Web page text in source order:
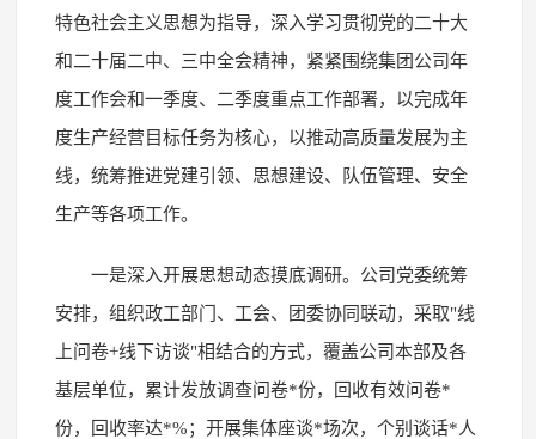
特色社会主义思想为指导，深入学习贯彻党的二十大
和二十届二中、三中全会精神，紧紧围绕集团公司年
度工作会和一季度、二季度重点工作部署，以完成年
度生产经营目标任务为核心，以推动高质量发展为主
线，统筹推进党建引领、思想建设、队伍管理、安全
生产等各项工作。
一是深入开展思想动态摸底调研。公司党委统筹
安排，组织政工部门、工会、团委协同联动，采取"线
上问卷+线下访谈"相结合的方式，覆盖公司本部及各
基层单位，累计发放调查问卷*份，回收有效问卷*
份，回收率达*%；开展集体座谈*场次，个别谈话*人